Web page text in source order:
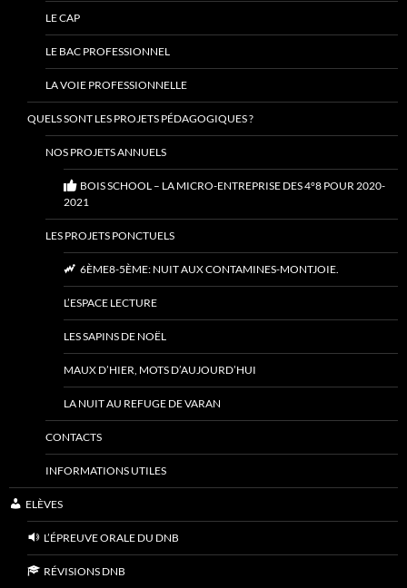
LE CAP
LE BAC PROFESSIONNEL
LA VOIE PROFESSIONNELLE
QUELS SONT LES PROJETS PÉDAGOGIQUES ?
NOS PROJETS ANNUELS
BOIS SCHOOL – LA MICRO-ENTREPRISE DES 4°8 POUR 2020-
2021
LES PROJETS PONCTUELS
6ÈME8-5ÈME: NUIT AUX CONTAMINES-MONTJOIE.
L’ESPACE LECTURE
LES SAPINS DE NOËL
MAUX D’HIER, MOTS D’AUJOURD’HUI
LA NUIT AU REFUGE DE VARAN
CONTACTS
INFORMATIONS UTILES
ELÈVES
L’ÉPREUVE ORALE DU DNB
RÉVISIONS DNB